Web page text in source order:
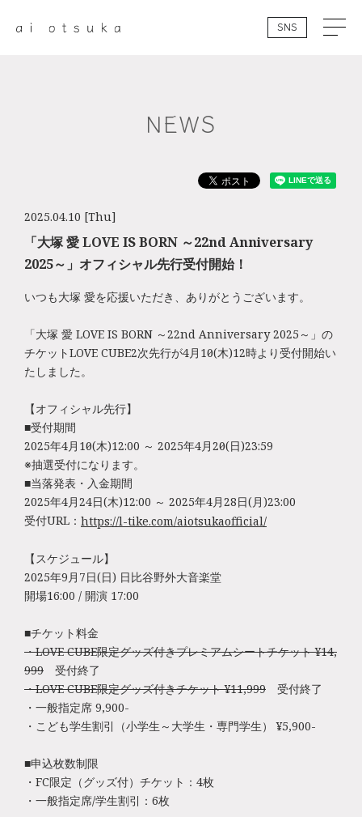
SNS
NEWS
2025.04.10 [Thu]
「大塚 愛 LOVE IS BORN ～22nd Anniversary
2025～」オフィシャル先行受付開始！
いつも大塚 愛を応援いただき、ありがとうございます。
「大塚 愛 LOVE IS BORN ～22nd Anniversary 2025～」の
チケットLOVE CUBE2次先行が4月10日(木)12時より受付開始い
たしました。
【オフィシャル先行】
■受付期間
2025年4月10日(木)12:00 ～ 2025年4月20日(日)23:59
※抽選受付になります。
■当落発表・入金期間
2025年4月24日(木)12:00 ～ 2025年4月28日(月)23:00
受付URL： https://l-tike.com/aiotsukaofficial/
【スケジュール】
2025年9月7日(日) 日比谷野外大音楽堂
開場16:00 / 開演 17:00
■チケット料金
・LOVE CUBE限定グッズ付きプレミアムシートチケット ¥14,
999 受付終了
・LOVE CUBE限定グッズ付きチケット ¥11,999 受付終了
・一般指定席 9,900-
・こども学生割引（小学生～大学生・専門学生） ¥5,900-
■申込枚数制限
・FC限定（グッズ付）チケット：4枚
・一般指定席/学生割引：6枚